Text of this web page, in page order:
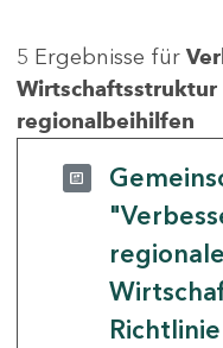
5 Ergebnisse für
regionalbeihilfen